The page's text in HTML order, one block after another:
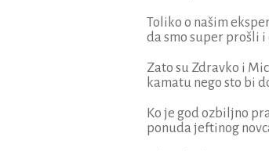
Toliko o našim
da smo super prošli
Zato su Zdravko i
kamatu nego sto bi
Ko je god ozbiljno
ponuda jeftinog